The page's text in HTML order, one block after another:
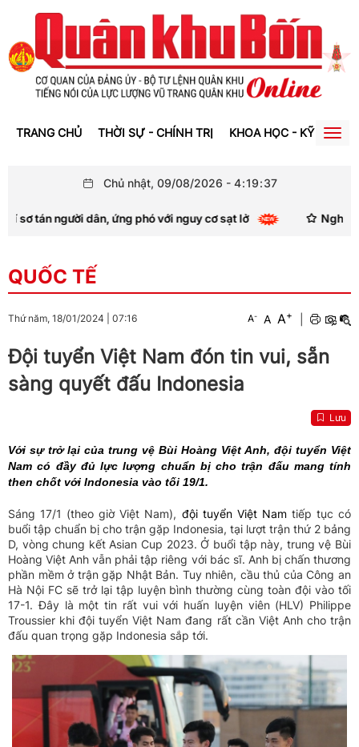
TRANG CHỦ THỜI SỰ - CHÍNH TRỊ KHOA HỌC - KỸ THUẬT
Chủ nhật, 09/08/2026 - 4:19:38
dân, ứng phó với nguy cơ sạt lở Nghệ An: Mưa
QUỐC TẾ
Thứ năm, 18/01/2024 07:16 A- A A+
Đội tuyển Việt Nam đón tin vui, sẵn
sàng quyết đấu Indonesia
Lưu
Với sự trở lại của trung vệ Bùi Hoàng Việt Anh, đội tuyển Việt
Nam có đầy đủ lực lượng chuẩn bị cho trận đấu mang tính
then chốt với Indonesia vào tối 19/1.
Sáng 17/1 (theo giờ Việt Nam), đội tuyển Việt Namtiếp tục có
buổi tập chuẩn bị cho trận gặp Indonesia, tại lượt trận thứ 2 bảng
D, vòng chung kết Asian Cup 2023. Ở buổi tập này, trung vệ Bùi
Hoàng Việt Anh vẫn phải tập riêng với bác sĩ. Anh bị chấn thương
phần mềm ở trận gặp Nhật Bản. Tuy nhiên, cầu thủ của Công an
Hà Nội FC sẽ trở lại tập luyện bình thường cùng toàn đội vào tối
17-1. Đây là một tin rất vui với huấn luyện viên (HLV) Philippe
Troussier khi đội tuyển Việt Nam đang rất cần Việt Anh cho trận
đấu quan trọng gặp Indonesia sắp tới.